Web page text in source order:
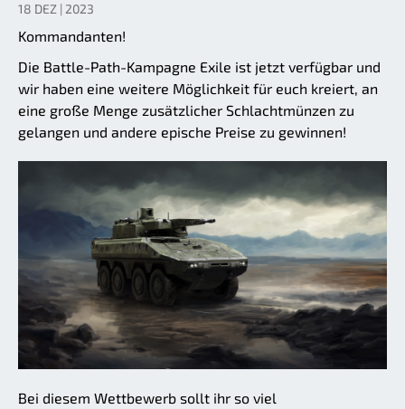
18 DEZ | 2023
Kommandanten!
Die Battle-Path-Kampagne Exile ist jetzt verfügbar und
wir haben eine weitere Möglichkeit für euch kreiert, an
eine große Menge zusätzlicher Schlachtmünzen zu
gelangen und andere epische Preise zu gewinnen!
Bei diesem Wettbewerb sollt ihr so viel